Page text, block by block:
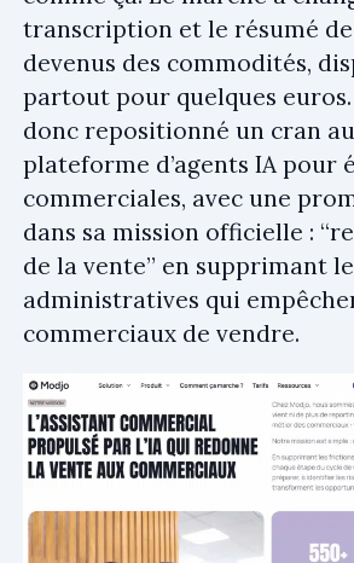
transcription et le résumé
devenus des commodités,
partout pour quelques euros.
donc repositionné un cran
plateforme d’agents IA pour
commerciales, avec une
dans sa mission officielle :
de la vente” en supprimant
administratives qui
commerciaux de vendre.